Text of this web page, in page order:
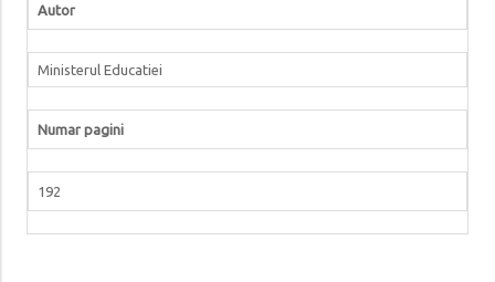
Autor
Ministerul Educatiei
Numar pagini
192